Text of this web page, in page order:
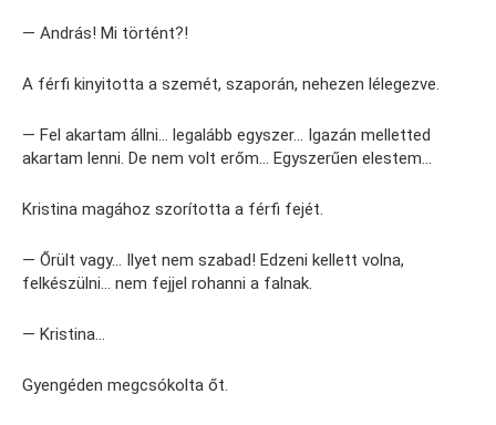
— András! Mi történt?!
A férfi kinyitotta a szemét, szaporán, nehezen lélegezve.
— Fel akartam állni… legalább egyszer… Igazán melletted
akartam lenni. De nem volt erőm… Egyszerűen elestem…
Kristina magához szorította a férfi fejét.
— Őrült vagy… Ilyet nem szabad! Edzeni kellett volna,
felkészülni… nem fejjel rohanni a falnak.
— Kristina…
Gyengéden megcsókolta őt.